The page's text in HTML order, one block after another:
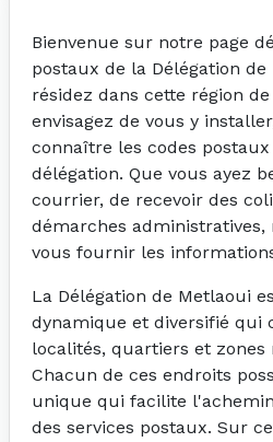
Bienvenue sur notre page
postaux de la Délégation de
résidez dans cette région
envisagez de vous y
connaître les codes
délégation. Que vous ayez
courrier, de recevoir des
démarches
vous fournir les
La Délégation de Metlaoui
dynamique et diversifié qui
localités, quartiers et zones
Chacun de ces endroits
unique qui facilite
des services postaux. Sur